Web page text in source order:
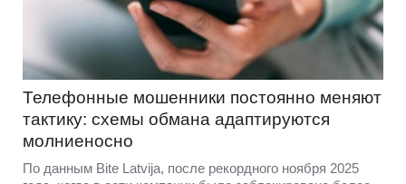
Телефонные мошенники постоянно меняют
тактику: схемы обмана адаптируются
молниеносно
По данным Bite Latvija, после рекордного ноября 2025